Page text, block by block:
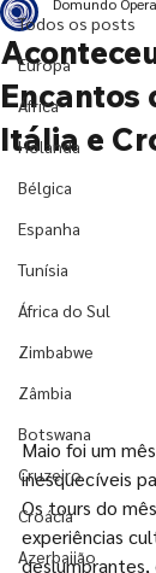
Todos os posts
Europa
África
Holanda
Bélgica
Espanha
Tunísia
África do Sul
Zimbabwe
Zâmbia
Botswana
Cruzeiro
Croácia
Azerbaijão
Encantos
Itália e
Maio foi um
inesquecíveis
Os tours do
experiências
deslumbrantes,